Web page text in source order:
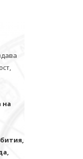
на